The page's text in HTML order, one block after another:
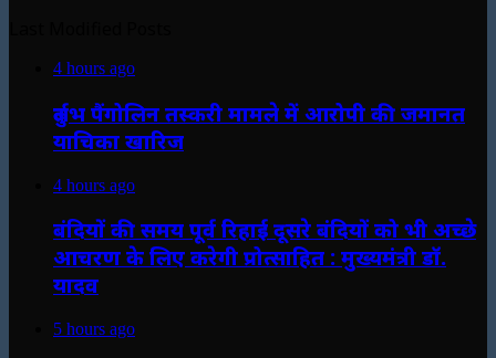
4 hours ago
दुर्लभ पैंगोलिन तस्करी मामले में आरोपी की जमानत
याचिका खारिज
4 hours ago
बंदियों की समय पूर्व रिहाई दूसरे बंदियों को भी अच्छे
आचरण के लिए करेगी प्रोत्साहित : मुख्यमंत्री डॉ.
यादव
5 hours ago